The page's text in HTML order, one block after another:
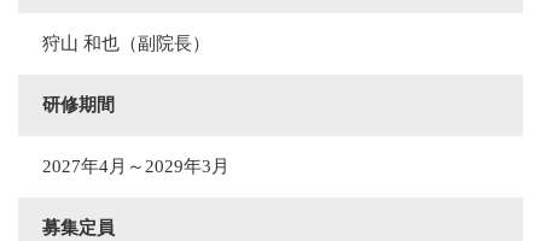
狩山 和也（副院長）
研修期間
2027年4月～2029年3月
募集定員